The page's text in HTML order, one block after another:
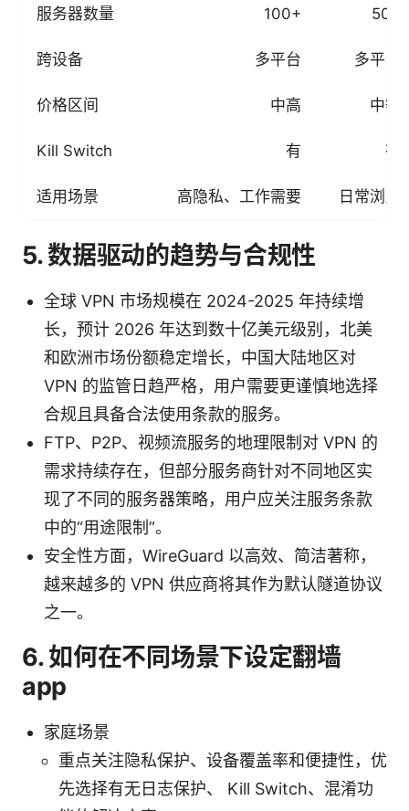
服务器数量 100+ 50+
跨设备 多平台 多平台
价格区间 中高 中等
Kill Switch 有 有
适用场景 高隐私、工作需要 日常浏览
5. 数据驱动的趋势与合规性
全球 VPN 市场规模在 2024-2025 年持续增
长，预计 2026 年达到数十亿美元级别，北美
和欧洲市场份额稳定增长，中国大陆地区对
VPN 的监管日趋严格，用户需要更谨慎地选择
合规且具备合法使用条款的服务。
FTP、P2P、视频流服务的地理限制对 VPN 的
需求持续存在，但部分服务商针对不同地区实
现了不同的服务器策略，用户应关注服务条款
中的“用途限制”。
安全性方面，WireGuard 以高效、简洁著称，
越来越多的 VPN 供应商将其作为默认隧道协议
之一。
6. 如何在不同场景下设定翻墙
app
家庭场景
重点关注隐私保护、设备覆盖率和便捷性，优
先选择有无日志保护、 Kill Switch、混淆功